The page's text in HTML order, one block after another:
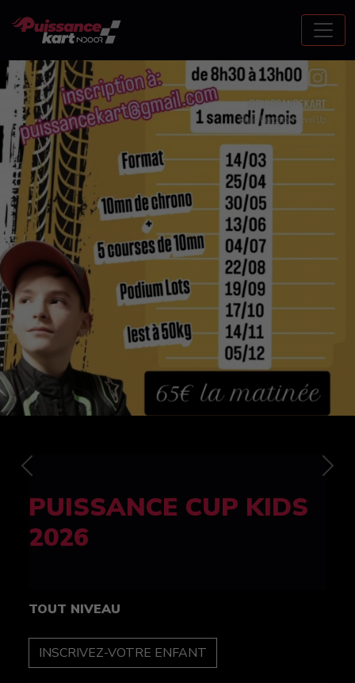
FELINE CUP 100%
féminine
TOUT NIVEAU
INSCRIPTION
Previous Next